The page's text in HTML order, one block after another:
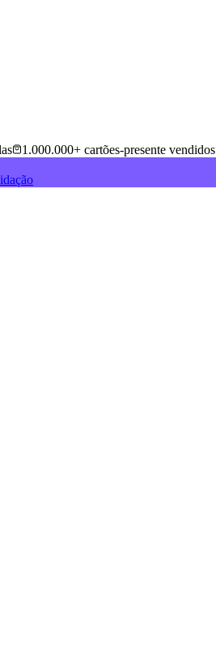
1.000.000+ cartões-presente vendidos